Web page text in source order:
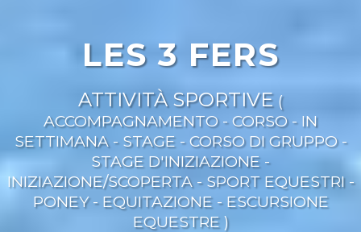
LES 3 FERS
ATTIVITÀ SPORTIVE (
ACCOMPAGNAMENTO - CORSO - IN
SETTIMANA - STAGE - CORSO DI GRUPPO -
STAGE D'INIZIAZIONE -
INIZIAZIONE/SCOPERTA - SPORT EQUESTRI -
PONEY - EQUITAZIONE - ESCURSIONE
EQUESTRE )